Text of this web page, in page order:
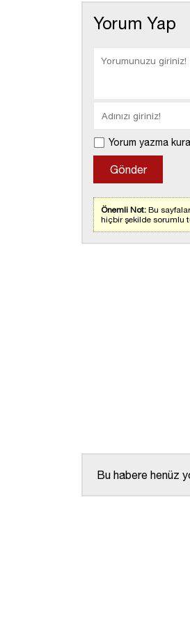
Yorum Yap
Yorum yazma
Önemli Not: Bu
hiçbir şekilde sorumlu
Bu habere henüz